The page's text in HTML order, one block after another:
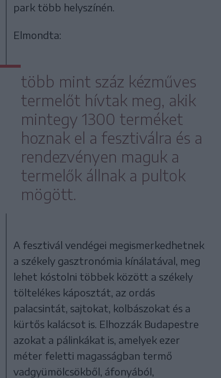
park több helyszínén.
Elmondta:
több mint száz kézműves
termelőt hívtak meg, akik
mintegy 1300 terméket
hoznak el a fesztiválra és a
rendezvényen maguk a
termelők állnak a pultok
mögött.
A fesztivál vendégei megismerkedhetnek
a székely gasztronómia kínálatával, meg
lehet kóstolni többek között a székely
töltelékes káposztát, az ordás
palacsintát, sajtokat, kolbászokat és a
kürtős kalácsot is. Elhozzák Budapestre
azokat a pálinkákat is, amelyek ezer
méter feletti magasságban termő
vadgyümölcsökből, áfonyából,